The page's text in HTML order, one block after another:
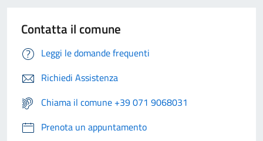
Contatta il comune
Leggi le domande frequenti
Richiedi Assistenza
Chiama il comune +39 071 9068031
Prenota un appuntamento